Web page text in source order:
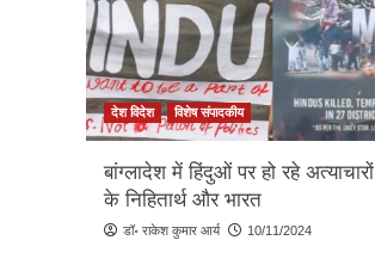
देश विदेश विशेष संपादकीय
बांग्लादेश में हिंदुओं पर हो रहे अत्याचारों
के निहितार्थ और भारत
डॉ॰ राकेश कुमार आर्य 10/11/2024